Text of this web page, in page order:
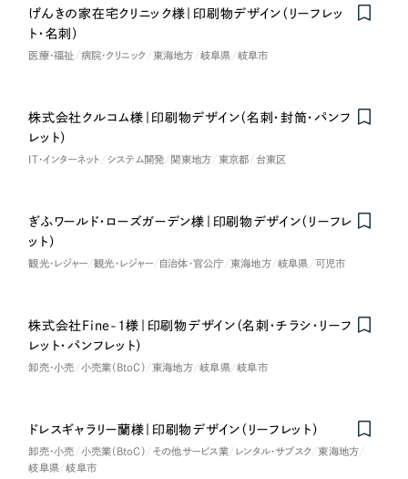
オレンジ・橙色
グリーン・緑色
パープル・紫色
カラフル・多色
さらに条件を追加する
げんきの家在宅クリニック様｜印刷物デザイン（リーフレッ
ト・名刺）
医療・福祉 病院・クリニック 東海地方 岐阜県 岐阜市
株式会社クルコム様｜印刷物デザイン（名刺・封筒・パンフ
レット）
IT・インターネット システム開発 関東地方 東京都 台東区
ぎふワールド・ローズガーデン様｜印刷物デザイン（リーフレ
ット）
観光・レジャー 観光・レジャー 自治体・官公庁 東海地方 岐阜県 可児市
株式会社Fine-1様｜印刷物デザイン（名刺・チラシ・リーフ
レット・パンフレット）
卸売・小売 小売業（BtoC） 東海地方 岐阜県 岐阜市
ドレスギャラリー蘭様｜印刷物デザイン（リーフレット）
卸売・小売 小売業（BtoC） その他サービス業 レンタル・サブスク
東海地方
岐阜県
岐阜市